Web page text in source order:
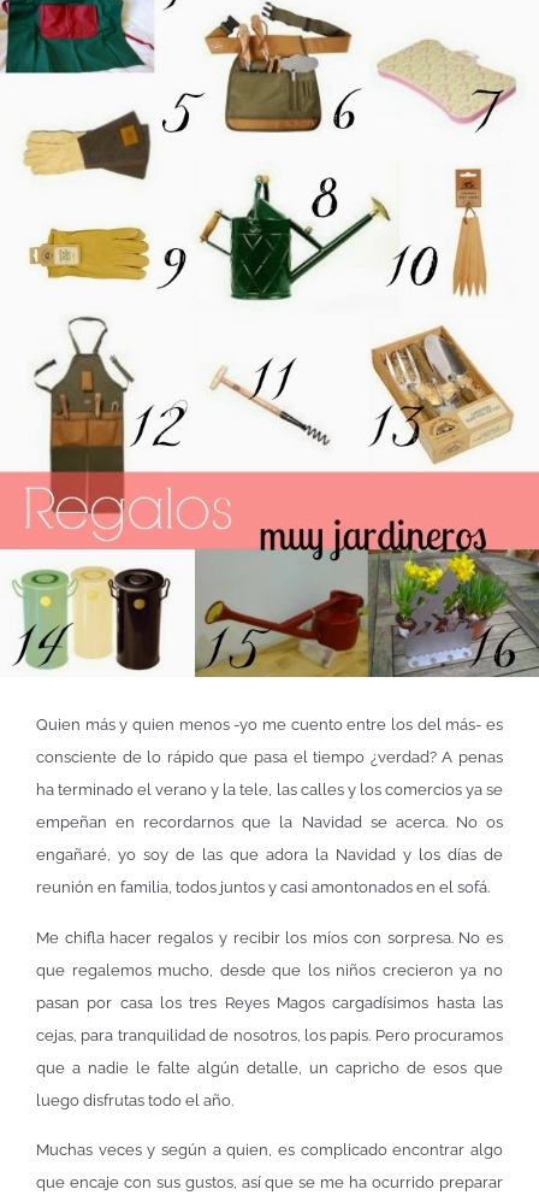
Quien más y quien menos -yo me cuento entre los del más- es
consciente de lo rápido que pasa el tiempo ¿verdad? A penas
ha terminado el verano y la tele, las calles y los comercios ya se
empeñan en recordarnos que la Navidad se acerca. No os
engañaré, yo soy de las que adora la Navidad y los días de
reunión en familia, todos juntos y casi amontonados en el sofá.
Me chifla hacer regalos y recibir los míos con sorpresa. No es
que regalemos mucho, desde que los niños crecieron ya no
pasan por casa los tres Reyes Magos cargadísimos hasta las
cejas, para tranquilidad de nosotros, los papis. Pero procuramos
que a nadie le falte algún detalle, un capricho de esos que
luego disfrutas todo el año.
Muchas veces y según a quien, es complicado encontrar algo
que encaje con sus gustos, así que se me ha ocurrido preparar